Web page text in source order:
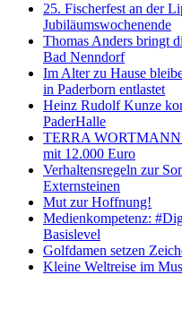
25. Fischerfest an der
Jubiläumswochenende
Thomas Anders bringt
Bad Nenndorf
Im Alter zu Hause
in Paderborn entlastet
Heinz Rudolf Kunze
PaderHalle
TERRA WORTMANN
mit 12.000 Euro
Verhaltensregeln zur
Externsteinen
Mut zur Hoffnung!
Medienkompetenz:
Basislevel
Golfdamen setzen
Kleine Weltreise im